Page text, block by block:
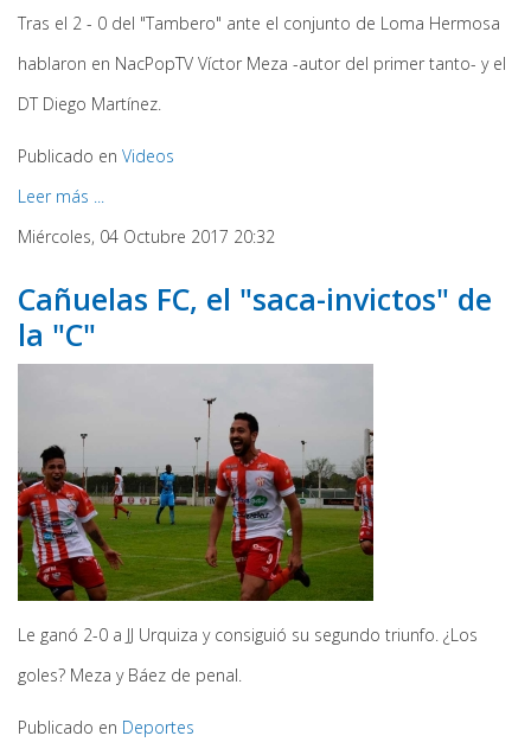
Tras el 2 - 0 del "Tambero" ante el conjunto de Loma Hermosa
hablaron en NacPopTV Víctor Meza -autor del primer tanto- y el
DT Diego Martínez.
Publicado en Videos
Leer más ...
Miércoles, 04 Octubre 2017 20:32
Cañuelas FC, el "saca-invictos" de
la "C"
Le ganó 2-0 a JJ Urquiza y consiguió su segundo triunfo. ¿Los
goles? Meza y Báez de penal.
Publicado en Deportes